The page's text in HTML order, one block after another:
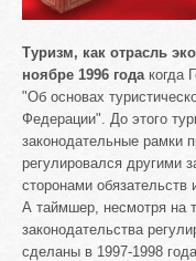
Туризм, как отрасль
ноябре 1996 года когда
"Об основах
Федерации". До этого
законодательные рамки
регулировался другими
сторонами
А таймшер, несмотря на
законодательства
сделаны в 1997-1998